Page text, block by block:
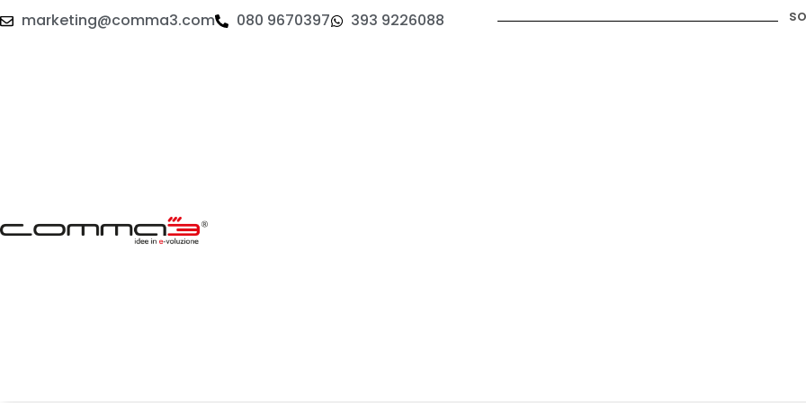
marketing@comma3.com 080 9670397 393 9226088